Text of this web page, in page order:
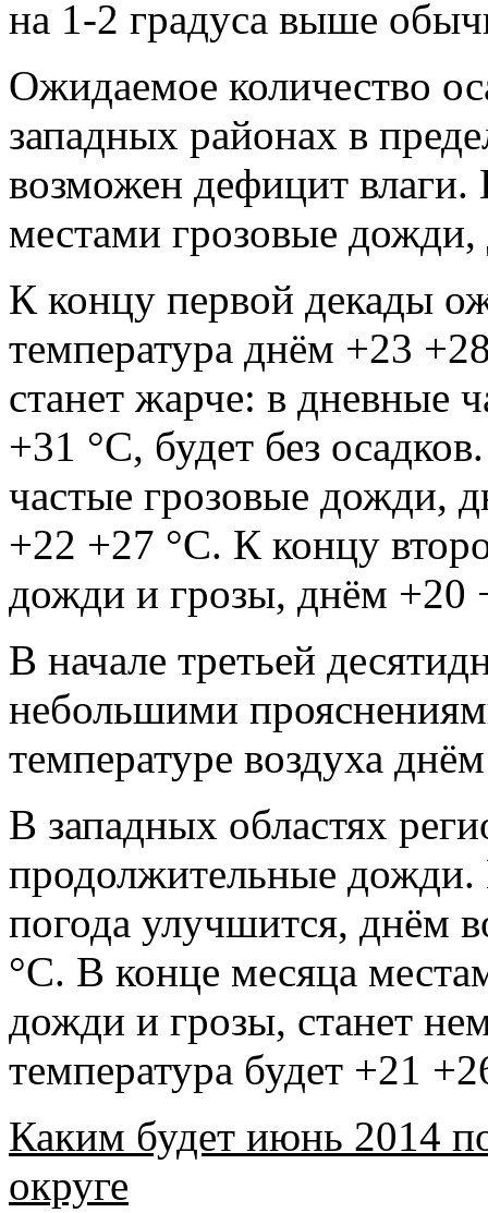
на 1-2 градуса выше
Ожидаемое количество
западных районах в
возможен дефицит влаги.
местами грозовые
К концу первой декады
температура днём +23
станет жарче: в дневные
+31 °С, будет без
частые грозовые дожди,
+22 +27 °С. К концу
дожди и грозы, днём +20
В начале третьей
небольшими
температуре воздуха
В западных областях
продолжительные дожди.
погода улучшится, днём
°С. В конце месяца
дожди и грозы, станет
температура будет +21
Каким будет июнь 2014
округе